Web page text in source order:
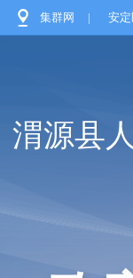
集群网 | 安定
渭源县